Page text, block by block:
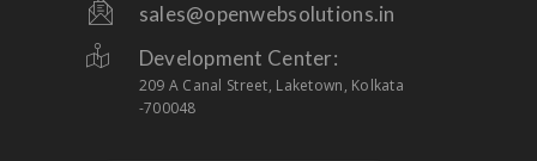
sales@openwebsolutions.in
Development Center:
209 A Canal Street, Laketown, Kolkata
-700048